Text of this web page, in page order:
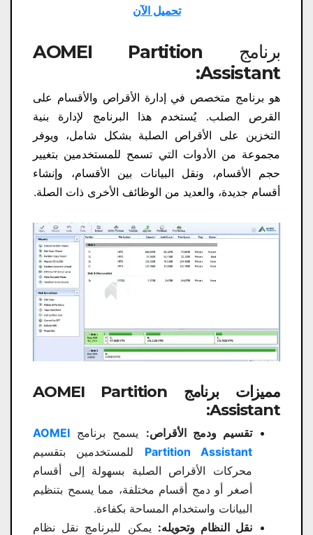
تحميل الآن
برنامج AOMEI Partition
Assistant:
هو برنامج متخصص في إدارة الأقراص والأقسام على
القرص الصلب. يُستخدم هذا البرنامج لإدارة بنية
التخزين على الأقراص الصلبة بشكل شامل، ويوفر
مجموعة من الأدوات التي تسمح للمستخدمين بتغيير
حجم الأقسام، ونقل البيانات بين الأقسام، وإنشاء
أقسام جديدة، والعديد من الوظائف الأخرى ذات الصلة.
مميزات برنامج AOMEI Partition
Assistant:
تقسيم ودمج الأقراص: يسمح برنامج AOMEI
Partition Assistant للمستخدمين بتقسيم
محركات الأقراص الصلبة بسهولة إلى أقسام
أصغر أو دمج أقسام مختلفة، مما يسمح بتنظيم
البيانات واستخدام المساحة بكفاءة.
نقل النظام وتحويله: يمكن للبرنامج نقل نظام